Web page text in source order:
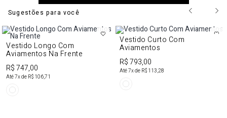
Sugestões para você
Vestido Longo Com
Aviamentos Na Frente
R$ 747,00
Até7x de R$ 106,71
Vestido Curto Com
Aviamentos
R$ 793,00
Até7x de R$ 113,28